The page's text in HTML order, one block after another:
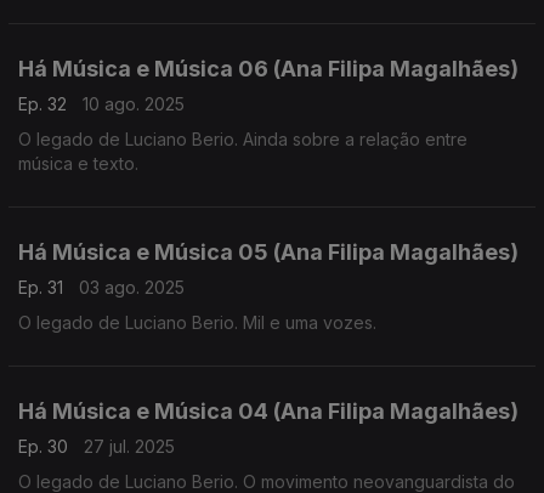
Há Música e Música 06 (Ana Filipa Magalhães)
Ep. 32
10 ago. 2025
O legado de Luciano Berio. Ainda sobre a relação entre
música e texto.
Há Música e Música 05 (Ana Filipa Magalhães)
Ep. 31
03 ago. 2025
O legado de Luciano Berio. Mil e uma vozes.
Há Música e Música 04 (Ana Filipa Magalhães)
Ep. 30
27 jul. 2025
O legado de Luciano Berio. O movimento neovanguardista do